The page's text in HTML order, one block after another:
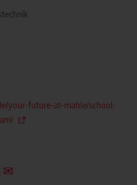
your-future-at-mahle/school-